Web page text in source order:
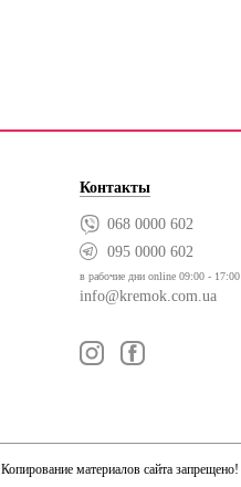
Контакты
068 0000 602
095 0000 602
в рабочие дни online 09:00 - 17:00
info@kremok.com.ua
материалов сайта запрещено!